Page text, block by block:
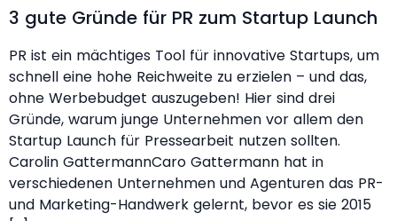
3 gute Gründe für PR zum Startup Launch
PR ist ein mächtiges Tool für innovative Startups, um
schnell eine hohe Reichweite zu erzielen – und das,
ohne Werbebudget auszugeben! Hier sind drei
Gründe, warum junge Unternehmen vor allem den
Startup Launch für Pressearbeit nutzen sollten.
Carolin GattermannCaro Gattermann hat in
verschiedenen Unternehmen und Agenturen das PR-
und Marketing-Handwerk gelernt, bevor es sie 2015